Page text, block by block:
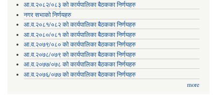
आ.व.२०८२/०८३ को कार्यपालिका बैठकका निर्णयहरु
नगर सभाको निर्णयहरु
आ.व.२०८१/०८२ को कार्यपालिका बैठकका निर्णयहरु
आ.व.२०८०/०८१ को कार्यपालिका बैठकका निर्णयहरु
आ.व.२०७९/०८० को कार्यपालिका बैठकका निर्णयहरु
आ.व.२०७८/०७९ को कार्यपालिका बैठकका निर्णयहरु
आ.व.२०७७/०७८ को कार्यपालिका बैठकका निर्णयहरु
आ.व.२०७६/०७७ को कार्यपालिका बैठकका निर्णयहरु
more